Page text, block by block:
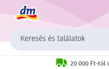
Keresés és találatok
20 000 Ft-tól